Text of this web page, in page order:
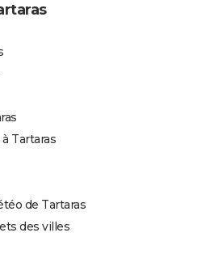
Tartaras
de Tartaras
des villes